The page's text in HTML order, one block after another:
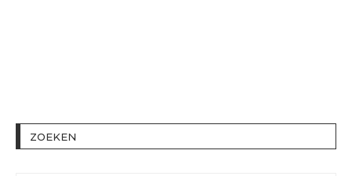
ZOEKEN